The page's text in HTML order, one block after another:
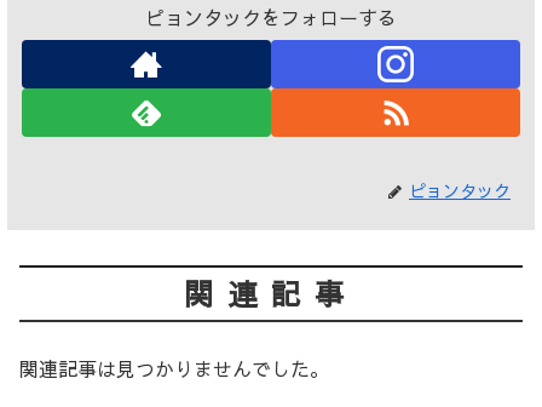
ピョンタックをフォローする
ピョンタック
関連記事
関連記事は見つかりませんでした。